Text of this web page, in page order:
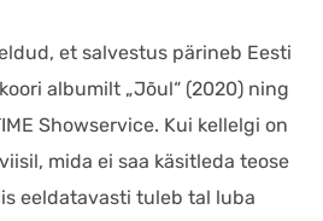
et salvestus pärineb Eesti
albumilt „Jõul“ (2020) ning
Showservice. Kui kellelgi on
mida ei saa käsitleda teose
eeldatavasti tuleb tal luba